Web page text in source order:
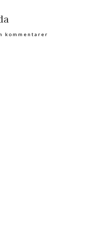
kommentarer